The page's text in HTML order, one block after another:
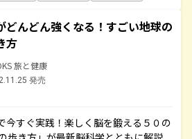
どんどん強くなる！すごい地球の
方
旅と健康
発売
今すぐ実践！楽しく脳を鍛える５０の